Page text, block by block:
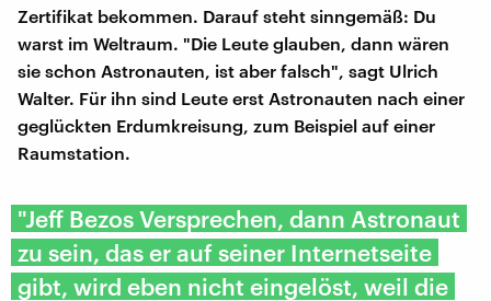
Zertifikat bekommen. Darauf steht sinngemäß: Du
warst im Weltraum. "Die Leute glauben, dann wären
sie schon Astronauten, ist aber falsch", sagt Ulrich
Walter. Für ihn sind Leute erst Astronauten nach einer
geglückten Erdumkreisung, zum Beispiel auf einer
Raumstation.
"Jeff Bezos Versprechen, dann Astronaut
zu sein, das er auf seiner Internetseite
gibt, wird eben nicht eingelöst, weil die